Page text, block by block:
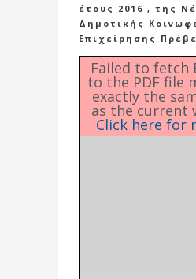
έτους 2016 , της
Δημοτικής
Επιχείρησης
Failed to fetch
to the PDF file
exactly the
as the current
Click here for